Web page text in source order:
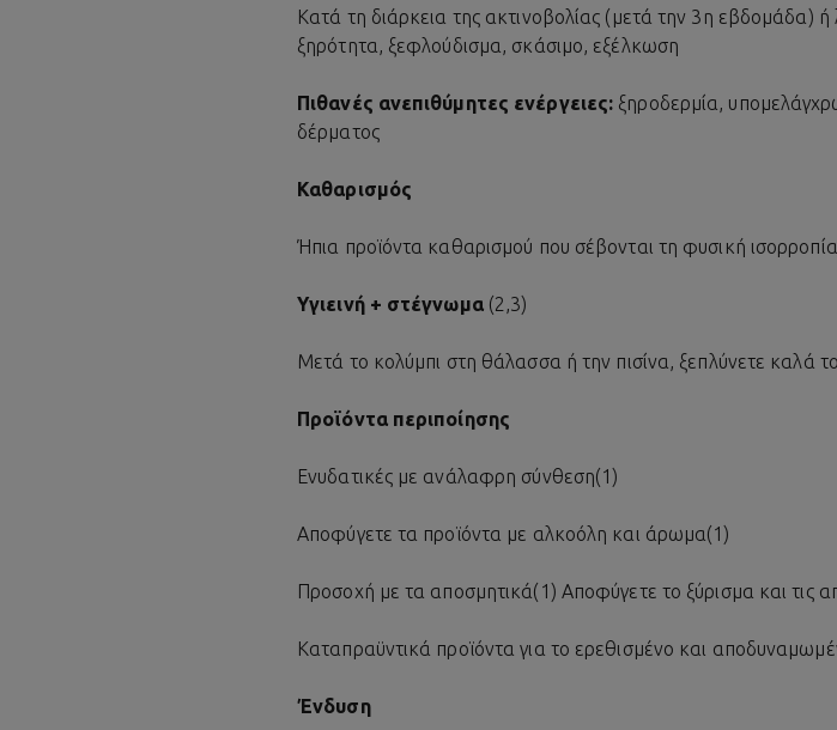
Κατά τη διάρκεια της ακτινοβολίας (μετά την 3η εβδομάδα)
ξηρότητα, ξεφλούδισμα, σκάσιμο, εξέλκωση
Πιθανές ανεπιθύμητες ενέργειες: ξηροδερμία,
δέρματος
Καθαρισμός
Ήπια προϊόντα καθαρισμού που σέβονται τη φυσική
Υγιεινή + στέγνωμα (2,3)
Μετά το κολύμπι στη θάλασσα ή την πισίνα, ξεπλύνετε καλά
Προϊόντα περιποίησης
Ενυδατικές με ανάλαφρη σύνθεση(1)
Αποφύγετε τα προϊόντα με αλκοόλη και άρωμα(1)
Προσοχή με τα αποσμητικά(1) Αποφύγετε το ξύρισμα και τις
Καταπραϋντικά προϊόντα για το ερεθισμένο και
Ένδυση